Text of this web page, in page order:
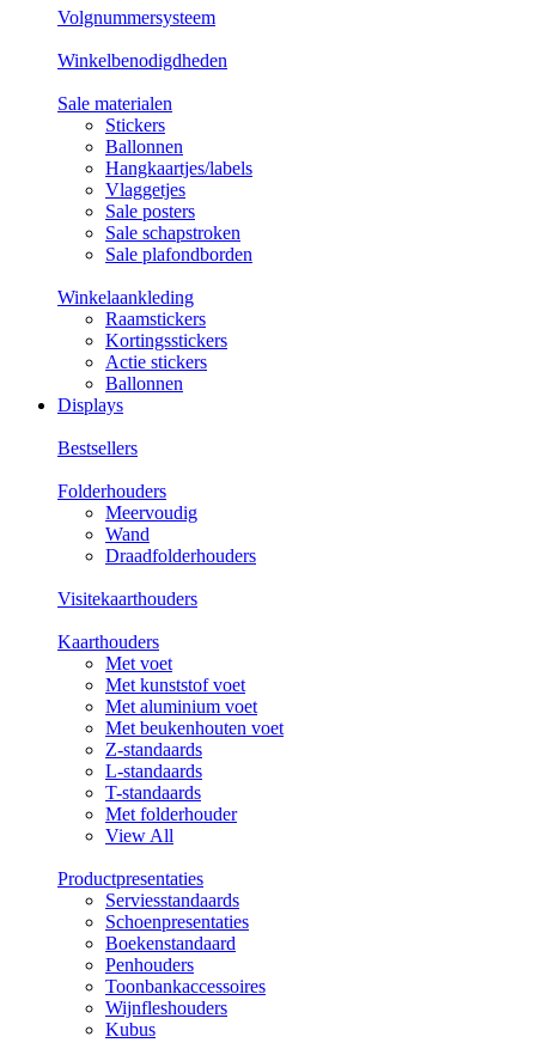
Volgnummersysteem
Winkelbenodigdheden
Sale materialen
Stickers
Ballonnen
Hangkaartjes/labels
Vlaggetjes
Sale posters
Sale schapstroken
Sale plafondborden
Winkelaankleding
Raamstickers
Kortingsstickers
Actie stickers
Ballonnen
Displays
Bestsellers
Folderhouders
Meervoudig
Wand
Draadfolderhouders
Visitekaarthouders
Kaarthouders
Met voet
Met kunststof voet
Met aluminium voet
Met beukenhouten voet
Z-standaards
L-standaards
T-standaards
Met folderhouder
View All
Productpresentaties
Serviesstandaards
Schoenpresentaties
Boekenstandaard
Penhouders
Toonbankaccessoires
Wijnfleshouders
Kubus